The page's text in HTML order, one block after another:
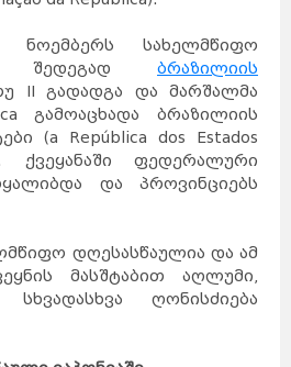
სახელმწიფო
შედეგად ბრაზილიის
II გადადგა და მარშალმა
გამოაცხადა ბრაზილიის
(a República dos Estados
ქვეყანაში ფედერალური
და პროვინციებს
დღესასწაულია და ამ
მასშტაბით აღლუმი,
ღონისძიება